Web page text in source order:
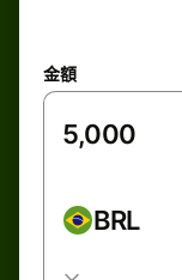
金額
BRL